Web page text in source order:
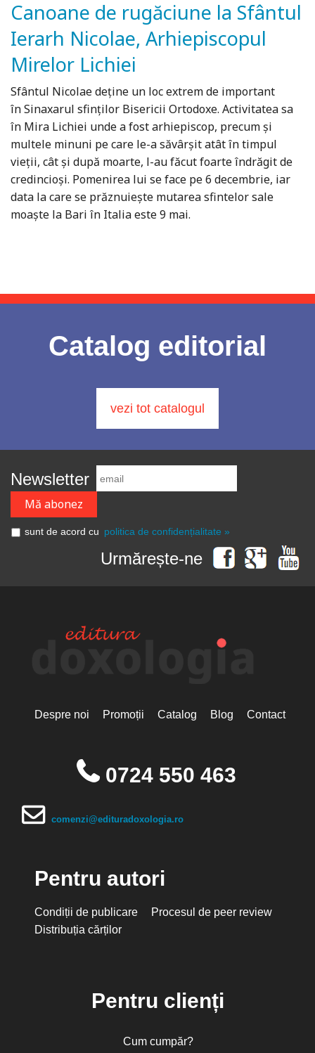
Canoane de rugăciune la Sfântul
Ierarh Nicolae, Arhiepiscopul
Mirelor Lichiei
Sfântul Nicolae deține un loc extrem de important
în Sinaxarul sfinților Bisericii Ortodoxe. Activitatea sa
în Mira Lichiei unde a fost arhiepiscop, precum și
multele minuni pe care le-a săvârșit atât în timpul
vieții, cât și după moarte, l-au făcut foarte îndrăgit de
credincioși. Pomenirea lui se face pe 6 decembrie, iar
data la care se prăznuiește mutarea sfintelor sale
moaște la Bari în Italia este 9 mai.
Catalog editorial
vezi tot catalogul
Newsletter
sunt de acord cu politica de confidențialitate »
Urmărește-ne
Despre noi Promoții Catalog Blog Contact
0724 550 463
comenzi@edituradoxologia.ro
Pentru autori
Condiții de publicare
Procesul de peer review
Distribuția cărților
Pentru clienți
Cum cumpăr?